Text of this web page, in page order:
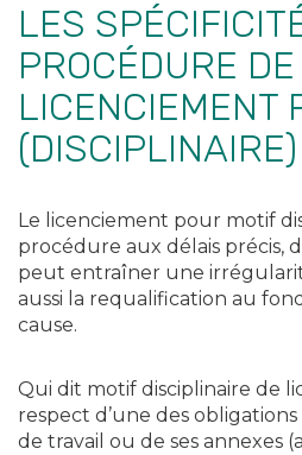
LES
PROCÉDURE DE
LICENCIEMENT
(DISCIPLINAIRE)
Le licenciement pour motif
procédure aux délais précis,
peut entraîner une
aussi la requalification au
cause.
Qui dit motif disciplinaire de
respect d’une des
de travail ou de ses annexes